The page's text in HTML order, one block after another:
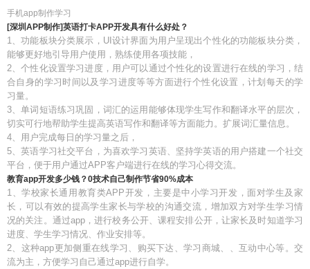
手机app制作学习
[深圳APP制作]英语打卡APP开发具有什么好处？
1、功能板块分类展示，UI设计界面为用户呈现出个性化的功能板块分类，
能够更好地引导用户使用，熟练使用各项技能，
2、个性化设置学习进度，用户可以通过个性化的设置进行在线的学习，结
合自身的学习时间以及学习进度等等方面进行个性化设置，计划每天的学
习量。
3、单词短语练习巩固，词汇的运用能够体现学生写作和翻译水平的层次，
切实可行地帮助学生提高英语写作和翻译等方面能力。扩展词汇量信息。
4、用户完成每日的学习量之后，
5、英语学习社交平台，为喜欢学习英语、坚持学英语的用户搭建一个社交
平台，便于用户通过APP客户端进行在线的学习心得交流。
教育app开发多少钱？0技术自己制作节省90%成本
1、学校家长通用教育类APP开发，主要是中小学习开发，面对学生及家
长，可以有效的提高学生家长与学校的沟通交流，增加双方对学生学习情
况的关注。通过app，进行校务公开、课程安排公开，让家长及时知道学习
进度、学生学习情况、作业安排等。
2、这种app更加侧重在线学习、购买下达、学习商城、、互动中心等。交
流为主，方便学习自己通过app进行自学。